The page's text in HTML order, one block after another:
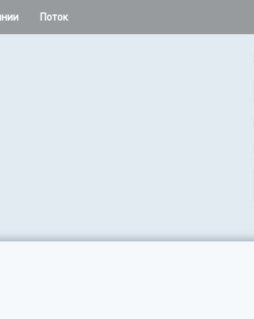
Поток